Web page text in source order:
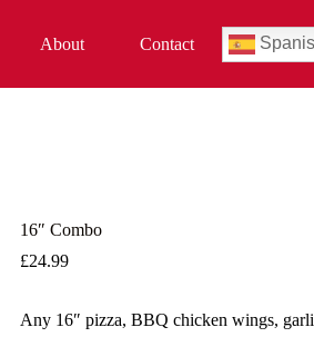
About Contact
16″ Combo
£24.99
Any 16″ pizza, BBQ chicken wings,